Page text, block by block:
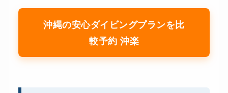
沖縄の安心ダイビングプランを比
較予約 沖楽